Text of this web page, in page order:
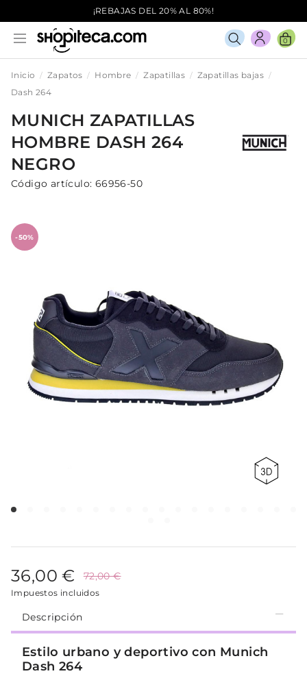
¡REBAJAS DEL 20% AL 80%!
0
Inicio Zapatos Hombre Zapatillas
Zapatillas bajas
Dash 264
MUNICH ZAPATILLAS
HOMBRE DASH 264
NEGRO
Código artículo: 66956-50
-50%
36,00 € 72,00 €
Impuestos incluidos
Descripción
Estilo urbano y deportivo con Munich
Dash 264